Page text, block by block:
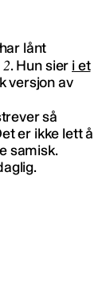
lånt
. Hun sier i et
versjon av
så
er ikke lett å
samisk.